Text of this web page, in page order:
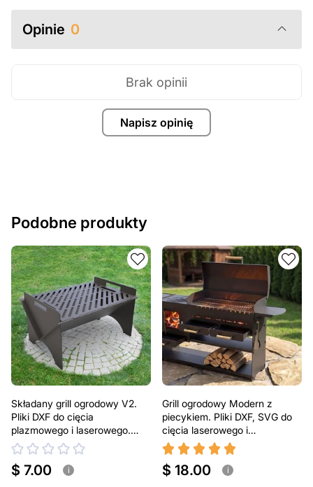
Opinie 0
Napisz opinię
Brak opinii
Podobne produkty
Składany grill ogrodowy V2.
Pliki DXF do cięcia
plazmowego i laserowego.
Przenośny grill BBQ
$ 7.00 i
Grill ogrodowy Modern z
piecykiem. Pliki DXF, SVG do
cięcia laserowego i
plazmowego
$ 18.00 i